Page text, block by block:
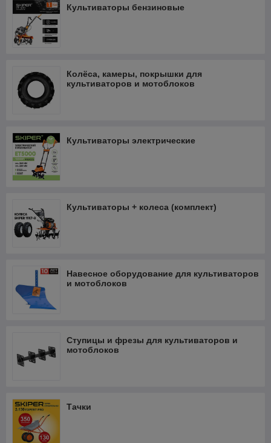
Культиваторы бензиновые
Колёса, камеры, покрышки для
культиваторов и мотоблоков
Культиваторы электрические
Культиваторы + колеса (комплект)
Навесное оборудование для культиваторов
и мотоблоков
Ступицы и фрезы для культиваторов и
мотоблоков
Тачки